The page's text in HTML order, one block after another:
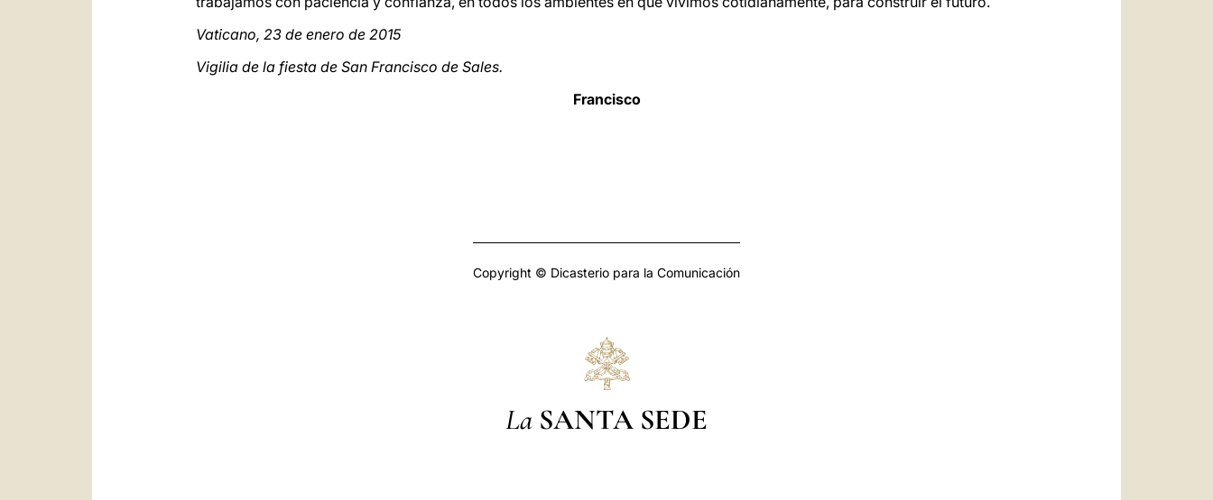
Vaticano, 23 de enero de 2015
Vigilia de la fiesta de San Francisco de Sales.
Francisco
Copyright © Dicasterio para la Comunicación
La SANTA SEDE